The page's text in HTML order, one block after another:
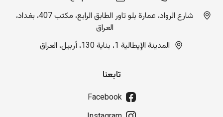
شارع الرواد، عمارة بلو تاور الطابق الرابع، مكتب 407، بغداد،
العراق
المدينة الإيطالية 1، بناية 130، أربيل، العراق
تابعنا
Facebook